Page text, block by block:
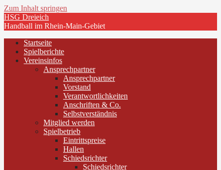
Zum Inhalt springen
HSG Dreieich
Handball im Rhein-Main-Gebiet
Startseite
Spielberichte
Vereinsinfos
Ansprechpartner
Ansprechpartner
Vorstand
Verantwortlichkeiten
Anschriften & Co.
Selbstverständnis
Mitglied werden
Spielbetrieb
Eintrittspreise
Hallen
Schiedsrichter
Schiedsrichter